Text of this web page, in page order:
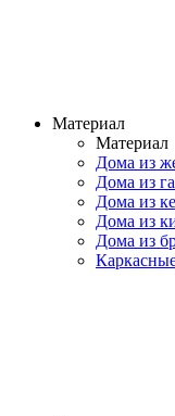
Материал
Материал
Дома из
Дома из
Дома из
Дома из
Дома из